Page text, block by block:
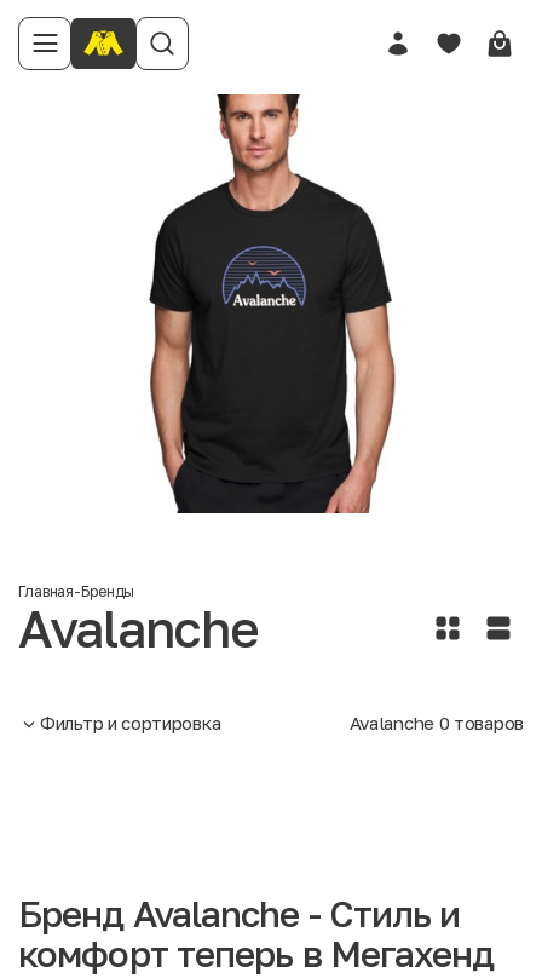
Главная-Бренды
Avalanche
Фильтр и сортировка Avalanche 0 товаров
Бренд Avalanche - Стиль и
комфорт теперь в Мегахенд